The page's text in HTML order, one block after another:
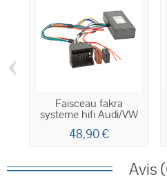
Faisceau fakra
systeme hifi Audi/VW
48,90 €
‹
Avis